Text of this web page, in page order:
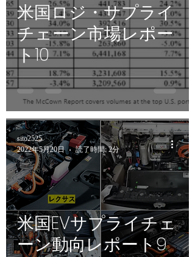
米国ロジ・サプライ
チェーン市場レポー
ト10
米国EVサプライチェ
ーン動向レポート9
sito2525
2022年5月20日
読了時間: 2分